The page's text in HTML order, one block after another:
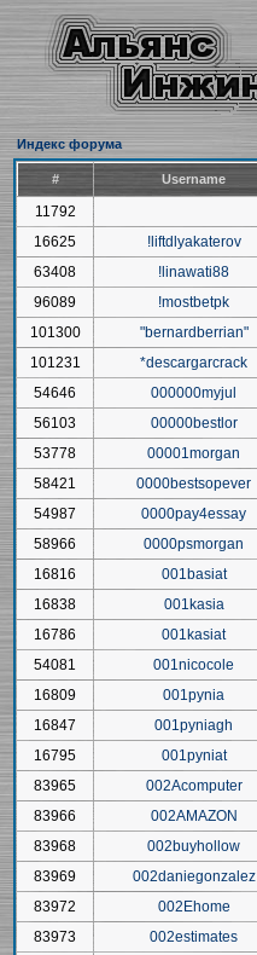
Индекс форума
# Username
11792
16625
!liftdlyakaterov
63408
!linawati88
96089
!mostbetpk
101300
"bernardberrian"
101231
*descargarcrack
54646
000000myjul
56103
00000bestlor
53778
00001morgan
58421
0000bestsopever
54987
0000pay4essay
58966
0000psmorgan
16816
001basiat
16838
001kasia
16786
001kasiat
54081
001nicocole
16809
001pynia
16847
001pyniagh
16795
001pyniat
83965
002Acomputer
83966
002AMAZON
83968
002buyhollow
83969
002daniegonzalez
83972
002Ehome
83973
002estimates